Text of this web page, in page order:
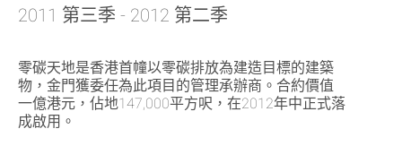
2011 第三季 - 2012 第二季
零碳天地是香港首幢以零碳排放為建造目標的建築
物，金門獲委任為此項目的管理承辦商。合約價值
一億港元，佔地147,000平方呎，在2012年中正式落
成啟用。